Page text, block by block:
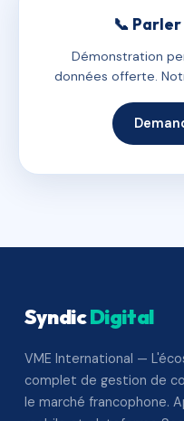
📞
Démonstration
données offerte.
SyndicDigital
VME International —
complet de gestion de
le marché francophone.